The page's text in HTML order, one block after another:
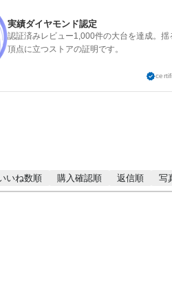
実績ダイヤモンド認定
認証済みレビュー1,000件の大台を達成。揺
頂点に立つストアの証明です。
いね数順 購入確認順 返信順 写